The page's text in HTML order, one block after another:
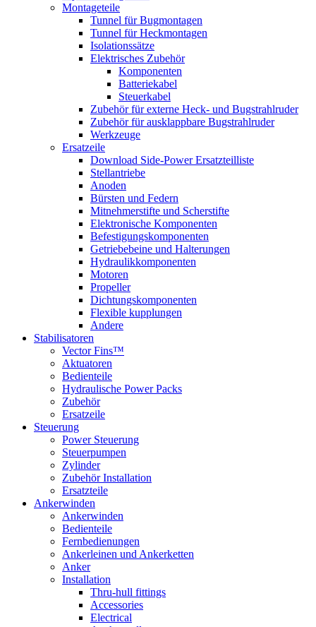
Montageteile
Tunnel für Bugmontagen
Tunnel für Heckmontagen
Isolationssätze
Elektrisches Zubehör
Komponenten
Batteriekabel
Steuerkabel
Zubehör für externe Heck- und Bugstrahlruder
Zubehör für ausklappbare Bugstrahlruder
Werkzeuge
Ersatzeile
Download Side-Power Ersatzteilliste
Stellantriebe
Anoden
Bürsten und Federn
Mitnehmerstifte und Scherstifte
Elektronische Komponenten
Befestigungskomponenten
Getriebebeine und Halterungen
Hydraulikkomponenten
Motoren
Propeller
Dichtungskomponenten
Flexible kupplungen
Andere
Stabilisatoren
Vector Fins™
Aktuatoren
Bedienteile
Hydraulische Power Packs
Zubehör
Ersatzeile
Steuerung
Power Steuerung
Steuerpumpen
Zylinder
Zubehör Installation
Ersatzteile
Ankerwinden
Ankerwinden
Bedienteile
Fernbedienungen
Ankerleinen und Ankerketten
Anker
Installation
Thru-hull fittings
Accessories
Electrical